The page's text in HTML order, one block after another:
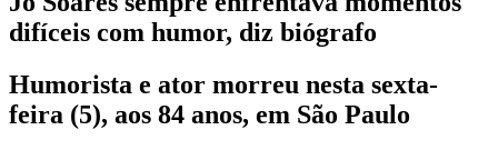
difíceis com humor, diz biógrafo
Humorista e ator morreu nesta sexta-
feira (5), aos 84 anos, em São Paulo